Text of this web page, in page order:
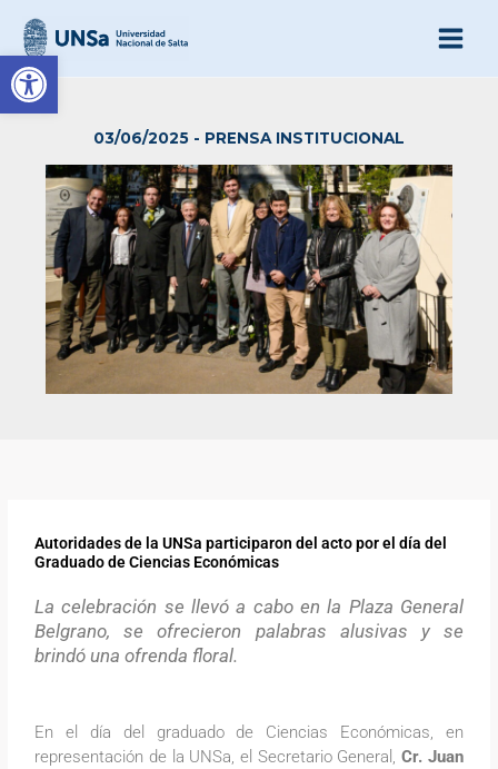
Abrir barra de
contenido
03/06/2025 - PRENSA INSTITUCIONAL
Autoridades de la UNSa participaron del acto por el día del
Graduado de Ciencias Económicas
La celebración se llevó a cabo en la Plaza General
Belgrano, se ofrecieron palabras alusivas y se
brindó una ofrenda floral.
En el día del graduado de Ciencias Económicas, en
representación de la UNSa, el Secretario General,Cr. Juan